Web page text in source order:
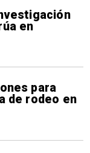
en
para
de rodeo en